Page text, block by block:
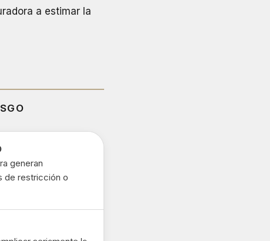
a estimar la
generan
de restricción o